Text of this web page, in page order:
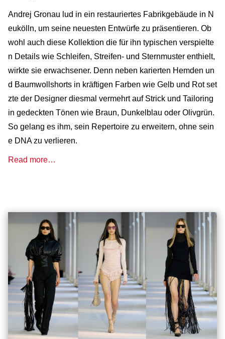
Andrej Gronau lud in ein restauriertes Fabrikgebäude in N
eukölln, um seine neuesten Entwürfe zu präsentieren. Ob
wohl auch diese Kollektion die für ihn typischen verspielte
n Details wie Schleifen, Streifen- und Sternmuster enthielt,
wirkte sie erwachsener. Denn neben karierten Hemden un
d Baumwollshorts in kräftigen Farben wie Gelb und Rot set
zte der Designer diesmal vermehrt auf Strick und Tailoring
in gedeckten Tönen wie Braun, Dunkelblau oder Olivgrün.
So gelang es ihm, sein Repertoire zu erweitern, ohne sein
e DNA zu verlieren.
Read more…